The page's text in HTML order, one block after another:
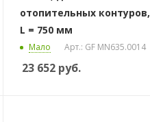
отопительных контуров,
L = 750 мм
Мало Арт.: GF MN635.0014
23 652руб.